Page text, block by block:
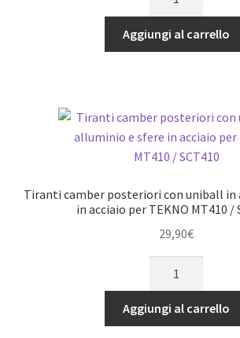
anteriori
con
acciaio
per
TEKNO
MT410
quantità
Aggiungi al carrello
Tiranti camber posteriori con uniball in
in acciaio per TEKNO MT410 /
29,90€
posteriori
con
Aggiungi al carrello